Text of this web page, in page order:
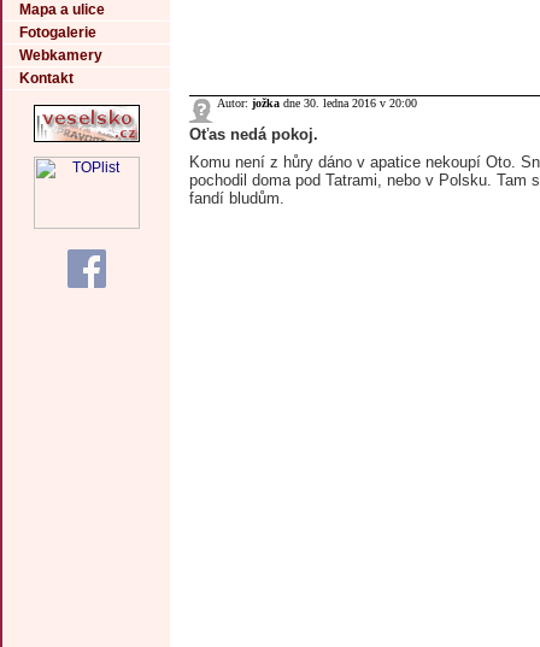
Mapa a ulice
Fotogalerie
Webkamery
Kontakt
Autor: jožka dne 30. ledna 2016 v 20:00
Oťas nedá pokoj.
Komu není z hůry dáno v apatice nekoupí Oto.
pochodil doma pod Tatrami, nebo v Polsku. Tam
fandí bludům.